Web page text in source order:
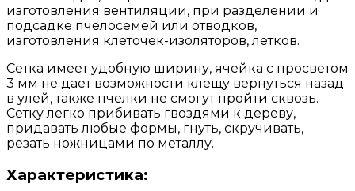
изготовления вентиляции, при разделении и
подсадке пчелосемей или отводков,
изготовления клеточек-изоляторов, летков.
Сетка имеет удобную ширину, ячейка с просветом
3 мм не дает возможности клещу вернуться назад
в улей, также пчелки не смогут пройти сквозь.
Сетку легко прибивать гвоздями к дереву,
придавать любые формы, гнуть, скручивать,
резать ножницами по металлу.
Характеристика: